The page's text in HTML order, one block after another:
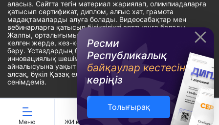
Ресми
Республикалық
байқаулар кестесін
көріңіз
Толығырақ
Меню ЖИ көмекші Ойындар Дайын ҚМЖ
аласыз. Сайтта тегін материал жариялап, олимпиадаларға
қатысып сертификат, диплом, алғыс хат, грамота
мадақтамаларды алуға болады. Видеосабақтар мен
вебинарларға қатысып біліктілікті арттыруға болады.
Жалпы, орталығымыздың басты мақсаты: ұстаздарға кез-
келген жерде, кез-келген уақытта білім алуына мүмкіндік
беру. Ұстаздардың барлық өзекті мәселелеріне
инновациялық шешім тауып, шығармашылық жұмыспен
айналысуына уақыт сыйлау. «Ұстаздарға сапалы білім бере
алсақ, бүкіл Қазақ еліне білім бере аламыз» - деген
сенімдеміз.
Сайт Peaksoft веб-студиясында жасалған - Peaksoft.kz